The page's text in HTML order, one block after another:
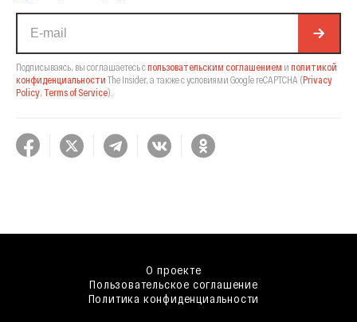
Подписываясь, вы соглашаетесь спользовательским соглашением и политикой
конфиденциальности The Insider, а также с условиями Google reCAPTCHA (Privacy
Policy, Terms of Service).
О проекте
Пользовательское соглашение
Политика конфиденциальности